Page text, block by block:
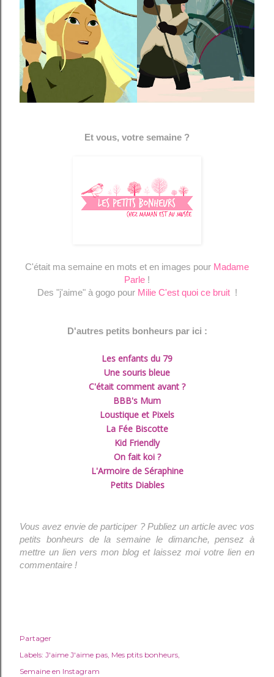
Et vous, votre semaine ?
C'était ma semaine en mots et en images pour Madame
Parle !
Des "j'aime" à gogo pour Milie C'est quoi ce bruit!
D'autres petits bonheurs par ici :
Les enfants du 79
Une souris bleue
C'était comment avant ?
BBB's Mum
Loustique et Pixels
La Fée Biscotte
Kid Friendly
On fait koi ?
L'Armoire de Séraphine
Petits Diables
Vous avez envie de participer ? Publiez un article avec vos
petits bonheurs de la semaine le dimanche, pensez à
mettre un lien vers mon blog et laissez moi votre lien en
commentaire !
Partager
Labels: J'aime J'aime pas Mes ptits bonheurs
Semaine en Instagram